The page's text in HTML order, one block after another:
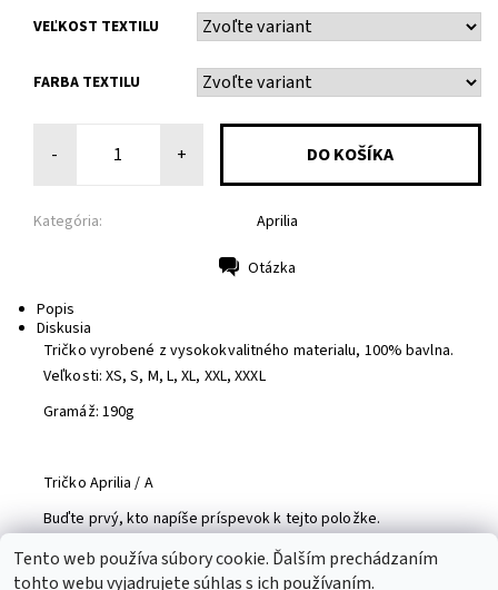
VEĽKOST TEXTILU
FARBA TEXTILU
- +
Kategória: Aprilia
Otázka
Popis
Diskusia
Tričko vyrobené z vysokokvalitného materialu, 100% bavlna.
Veľkosti: XS, S, M, L, XL, XXL, XXXL
Gramáž: 190g
Tričko Aprilia / A
Buďte prvý, kto napíše príspevok k tejto položke.
Pridať komentár
Tento web používa súbory cookie. Ďalším prechádzaním
tohto webu vyjadrujete súhlas s ich používaním.